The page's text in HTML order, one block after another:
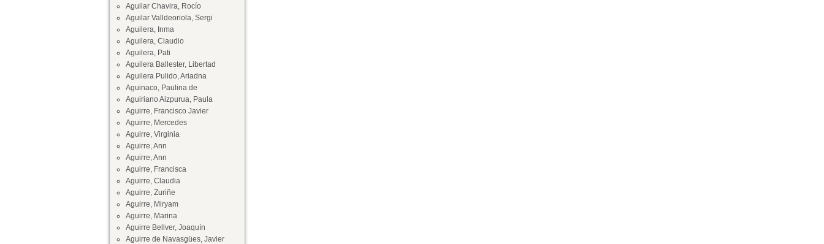
Aguilar Chavira, Rocío
Aguilar Valldeoriola, Sergi
Aguilera, Inma
Aguilera, Claudio
Aguilera, Pati
Aguilera Ballester, Libertad
Aguilera Pulido, Ariadna
Aguinaco, Paulina de
Aguiriano Aizpurua, Paula
Aguirre, Francisco Javier
Aguirre, Mercedes
Aguirre, Virginia
Aguirre, Ann
Aguirre, Ann
Aguirre, Francisca
Aguirre, Claudia
Aguirre, Zuriñe
Aguirre, Miryam
Aguirre, Marina
Aguirre Bellver, Joaquín
Aguirre de Navasgües, Javier